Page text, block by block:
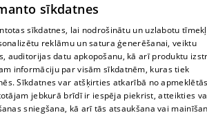
sīkdatnes
sīkdatnes, lai nodrošinātu un uzlabotu
reklāmu un satura ģenerēšanai, veiktu
auditorijas datu apkopošanu, kā arī produktu
informāciju par visām sīkdatnēm, kuras tiek
Sīkdatnes var atšķirties atkarībā no
jebkurā brīdī ir iespēja piekrist, atteikties
sniegšana, kā arī tās atsaukšana vai